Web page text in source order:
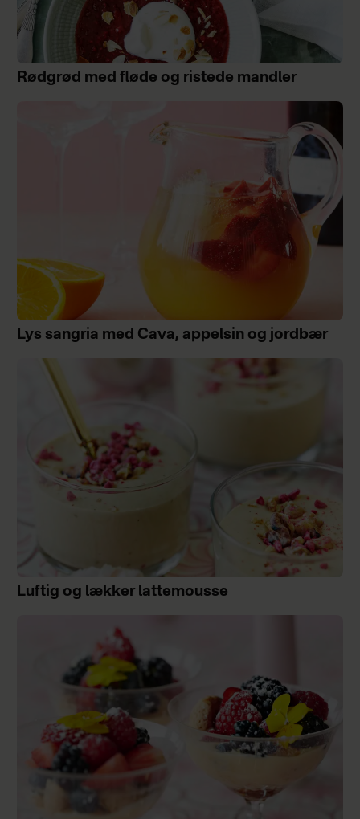
Rødgrød med fløde og ristede mandler
Lys sangria med Cava, appelsin og jordbær
Luftig og lækker lattemousse